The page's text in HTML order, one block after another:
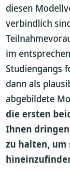
diesen
verbindlich
im
Studiengangs
dann als
abgebildete
die ersten
Ihnen
zu halten, um